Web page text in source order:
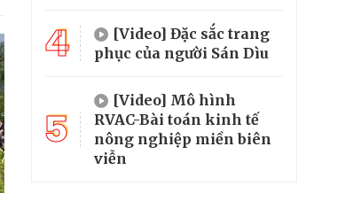
4
[Video] Đặc sắc trang
phục của người Sán Dìu
5
[Video] Mô hình
RVAC-Bài toán kinh tế
nông nghiệp miền biên
viễn